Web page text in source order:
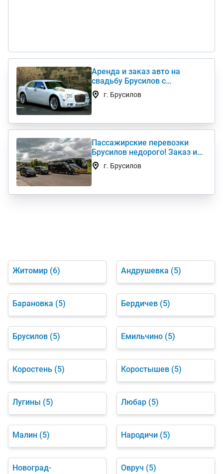
Аренда и заказ авто на
свадьбу Брусилов с
водителем Chrysler, Mercedes,
Toyota
г. Брусилов
Пассажирские перевозки
Брусилов недорого! Заказ и
аренда микроавтобуса
г. Брусилов
Житомир (6) Андрушевка (5)
Барановка (5) Бердичев (5)
Брусилов (5) Емильчино (5)
Коростень (5) Коростышев (5)
Лугины (5) Любар (5)
Малин (5) Народичи (5)
Новоград-
Овруч (5)